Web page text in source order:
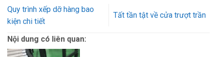
Quy trình xếp dỡ hàng bao
kiện chi tiết
Tất tần tật về cửa trượt trần
Nội dung có liên quan: